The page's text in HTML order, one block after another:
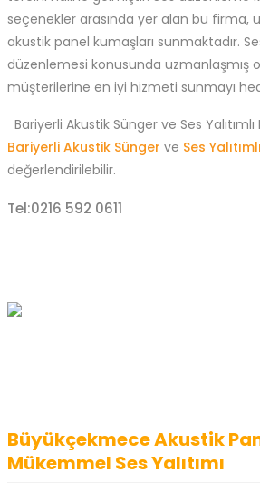
seçenekler arasında yer alan bu firma,
akustik panel kumaşları sunmaktadır.
düzenlemesi konusunda uzmanlaşmış
müşterilerine en iyi hizmeti sunmayı
Bariyerli Akustik Sünger ve Ses
Bariyerli Akustik Sünger ve Ses
değerlendirilebilir.
Tel:0216 592 0611
Büyükçekmece Akustik
Mükemmel Ses Yalıtımı